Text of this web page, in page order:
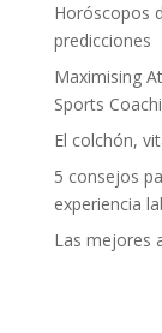
Horóscopos
predicciones
Maximising
Sports
El colchón,
5 consejos
experiencia
Las mejores